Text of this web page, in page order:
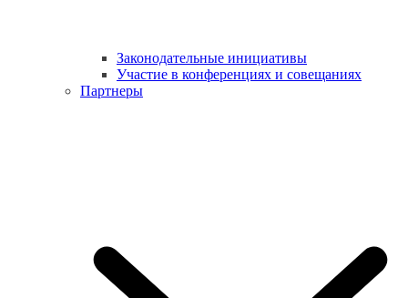
Законодательные инициативы
Участие в конференциях и совещаниях
Партнеры